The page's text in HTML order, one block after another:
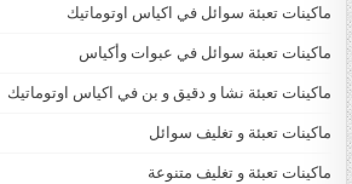
ماكينات تعبئة سوائل في اكياس اوتوماتيك
ماكينات تعبئة سوائل في عبوات وأكياس
ماكينات تعبئة نشا و دقيق و بن في اكياس اوتوماتيك
ماكينات تعبئة و تغليف سوائل
ماكينات تعبئة و تغليف متنوعة